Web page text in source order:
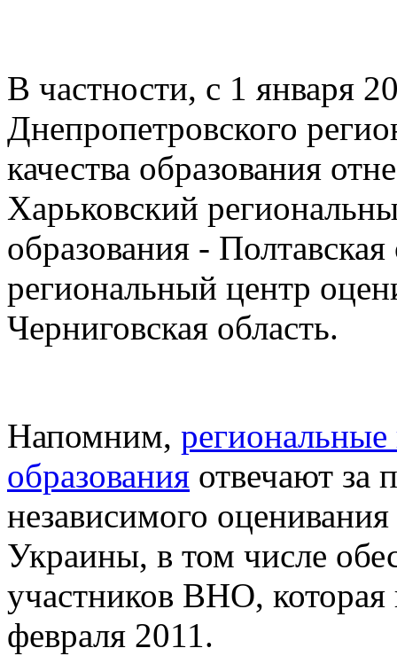
В частности, с 1 января
Днепропетровского
качества образования
Харьковский
образования -
региональный центр
Черниговская область.
Напомним, региональные
образования отвечают за
независимого
Украины, в том числе
участников ВНО, которая
февраля 2011.